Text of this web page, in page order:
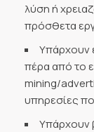
λύση ή
πρόσθετα
Υπάρχουν
πέρα από το
mining/
υπηρεσίες
Υπάρχουν